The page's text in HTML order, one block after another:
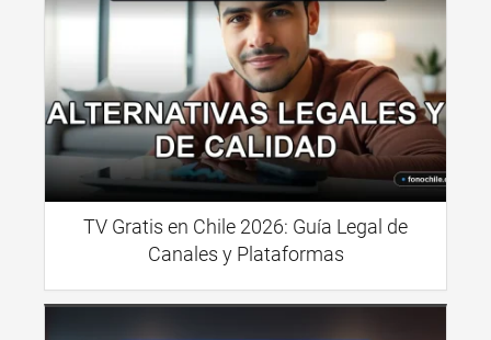
TV Gratis en Chile 2026: Guía Legal de
Canales y Plataformas